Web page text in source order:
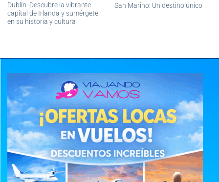
Dublín: Descubre la vibrante
capital de Irlanda y sumérgete
en su historia y cultura
San Marino: Un destino único